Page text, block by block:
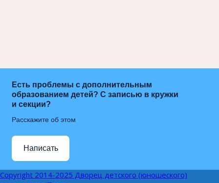
Есть проблемы с дополнительным
образованием детей? С записью в кружки
и секции?
Расскажите об этом
Написать
Copyright 2014-2025 Дворец детского (юношеского)